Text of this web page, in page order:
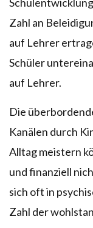
Zahl an
auf Lehrer
Schüler
auf Lehrer.
Die
Kanälen durch
Alltag meistern
und finanziell
sich oft in
Zahl der